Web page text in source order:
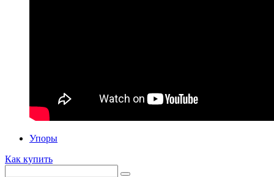
Упоры
Как купить